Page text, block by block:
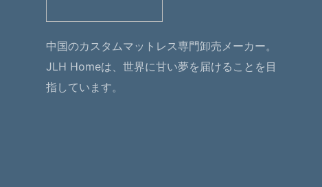
中国のカスタムマットレス専門卸売メーカー。
JLH Homeは、世界に甘い夢を届けることを目
指しています。